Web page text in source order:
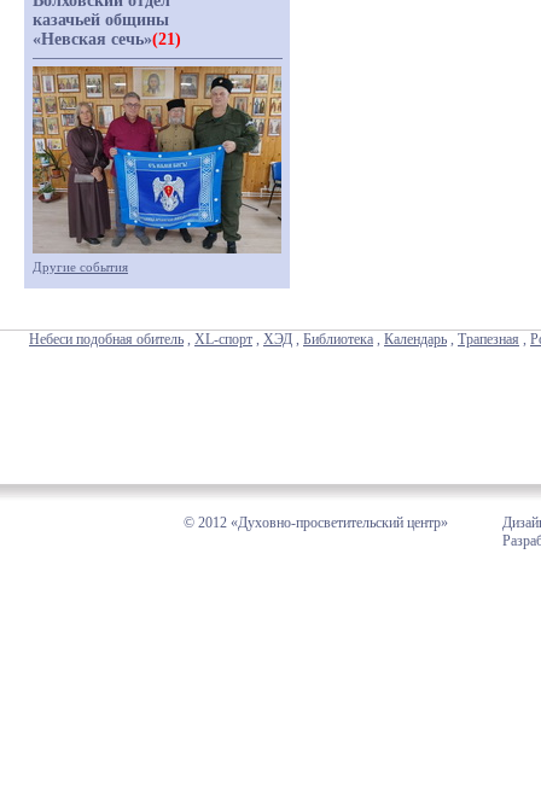
казачьей общины
«Невская сечь»(21)
Другие события
Небеси подобная обитель , XL-спорт , ХЭД , Библиотека , Календарь , Трапезная ,
© 2012 «Духовно-просветительский центр»